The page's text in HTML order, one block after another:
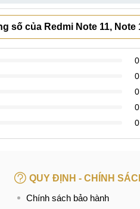
số của Redmi Note 11,
0
0
0
0
0
QUY ĐỊNH - CHÍNH
Chính sách bảo hành